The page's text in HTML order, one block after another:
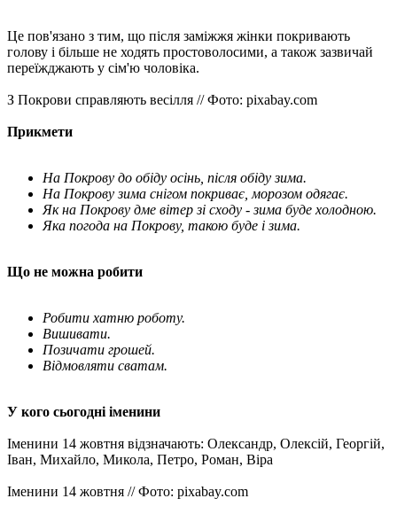
Це пов'язано з тим, що після заміжжя жінки покривають
голову і більше не ходять простоволосими, а також зазвичай
переїжджають у сім'ю чоловіка.
З Покрови справляють весілля // Фото: pixabay.com
Прикмети
На Покрову до обіду осінь, після обіду зима.
На Покрову зима снігом покриває, морозом одягає.
Як на Покрову дме вітер зі сходу - зима буде холодною.
Яка погода на Покрову, такою буде і зима.
Що не можна робити
Робити хатню роботу.
Вишивати.
Позичати грошей.
Відмовляти сватам.
У кого сьогодні іменини
Іменини 14 жовтня відзначають: Олександр, Олексій, Георгій,
Іван, Михайло, Микола, Петро, Роман, Віра
Іменини 14 жовтня // Фото: pixabay.com